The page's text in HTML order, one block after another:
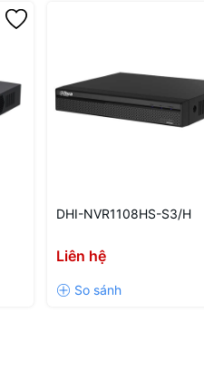
DHI-NVR1108HS-S3/H
Liên hệ